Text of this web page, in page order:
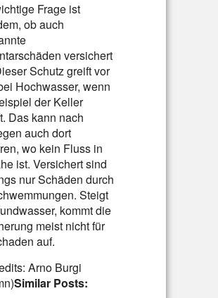
Frage ist
ob auch
versichert
Schutz greift vor
Hochwasser, wenn
der Keller
Das kann nach
auch dort
wo kein Fluss in
ist. Versichert sind
nur Schäden durch
Steigt
kommt die
meist nicht für
auf.
Arno Burgi
Similar Posts: